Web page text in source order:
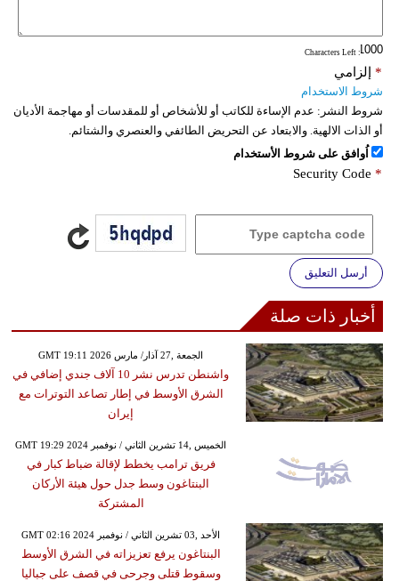
: Characters Left
إلزامي *
شروط الاستخدام
شروط النشر: عدم الإساءة للكاتب أو للأشخاص أو للمقدسات أو مهاجمة الأديان
أو الذات الالهية. والابتعاد عن التحريض الطائفي والعنصري والشتائم.
اُوافق على شروط الأستخدام
Security Code *
أرسل التعليق
أخبار ذات صلة
GMT 19:11 2026 الجمعة ,27 آذار/ مارس
واشنطن تدرس نشر 10 آلاف جندي إضافي في
الشرق الأوسط في إطار تصاعد التوترات مع
إيران
GMT 19:29 2024 الخميس ,14 تشرين الثاني / نوفمبر
فريق ترامب يخطط لإقالة ضباط كبار في
البنتاغون وسط جدل حول هيئة الأركان
المشتركة
GMT 02:16 2024 الأحد ,03 تشرين الثاني / نوفمبر
البنتاغون يرفع تعزيزاته في الشرق الأوسط
وسقوط قتلى وجرحى في قصف على جباليا